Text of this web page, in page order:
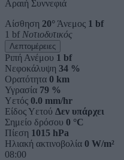
Αραιή Συννεφιά
Αίσθηση 20° Άνεμος 1 bf
1 bf Νοτιοδυτικός
Λεπτομέρειες
Ριπή Ανέμου 1 bf
Νεφοκάλυψη 34 %
Ορατότητα 0 km
Υγρασία 79 %
Υετός 0.0 mm/hr
Είδος Υετού Δεν υπάρχει
Σημείο δρόσου 0 °C
Πίεση 1015 hPa
Ηλιακή ακτινοβολία 0 W/m²
08:00